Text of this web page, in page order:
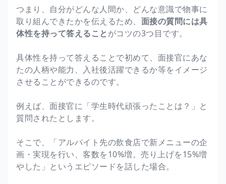
つまり、自分がどんな人間か、どんな意識で物事に
取り組んできたかを伝えるため、 面接の質問には具
体性を持って答えることがコツの3つ目です。
具体性を持って答えることで初めて、面接官にあな
たの人柄や能力、入社後活躍できるか等をイメージ
させることができるのです。
例えば、面接官に「学生時代頑張ったことは？」と
質問されたとします。
そこで、「アルバイト先の飲食店で新メニューの企
画・実現を行い、客数を10%増。売り上げを15%増
やした」というエピソードを話した場合。